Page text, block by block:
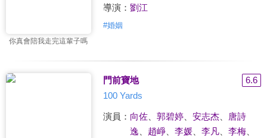
你真會陪我走完這輩子嗎
導演： 劉江
#婚姻
門前寶地
6.6
100 Yards
演員： 向佐、 郭碧婷、 安志杰、
唐詩
逸
趙崢、 李媛、 李凡、 李梅、